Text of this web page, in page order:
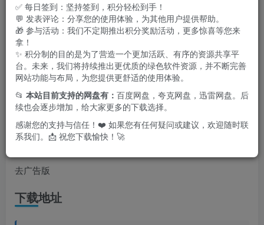
特点描述
去广告版
下载地址
✅ 每日签到：坚持签到，积分轻松到手！
💬 发表评论：分享您的使用体验，为其他用户提供帮助。
🎁 参与活动：我们不定期推出积分奖励活动，更多惊喜等您来
拿！
✨ 积分制的目的是为了营造一个更加活跃、有序的资源共享平
台。未来，我们将持续推出更优质的绿色软件资源，并不断完善
网站功能与布局，为您提供更舒适的使用体验。
📂 本站目前支持的网盘有： 百度网盘，夸克网盘，迅雷网盘。后
续也会逐步增加，给大家更多的下载选择。
感谢您的支持与信任！❤️ 如果您有任何疑问或建议，欢迎随时联
系我们。📩 祝您下载愉快！🚀